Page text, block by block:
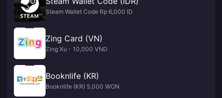
Steam Wallet Code Rp 6,000 ID
Zing Card (VN)
Zing Xu - 10,000 VND
Booknlife (KR)
Booknlife (KR) 5,000 WON